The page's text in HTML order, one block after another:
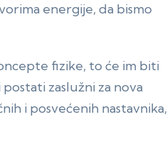
energije, da bismo
fizike, to će im biti
zaslužni za nova
i posvećenih nastavnika,